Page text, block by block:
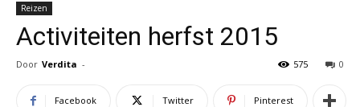
Reizen
Activiteiten herfst 2015
Door Verdita - 0
575
Facebook Twitter Pinterest